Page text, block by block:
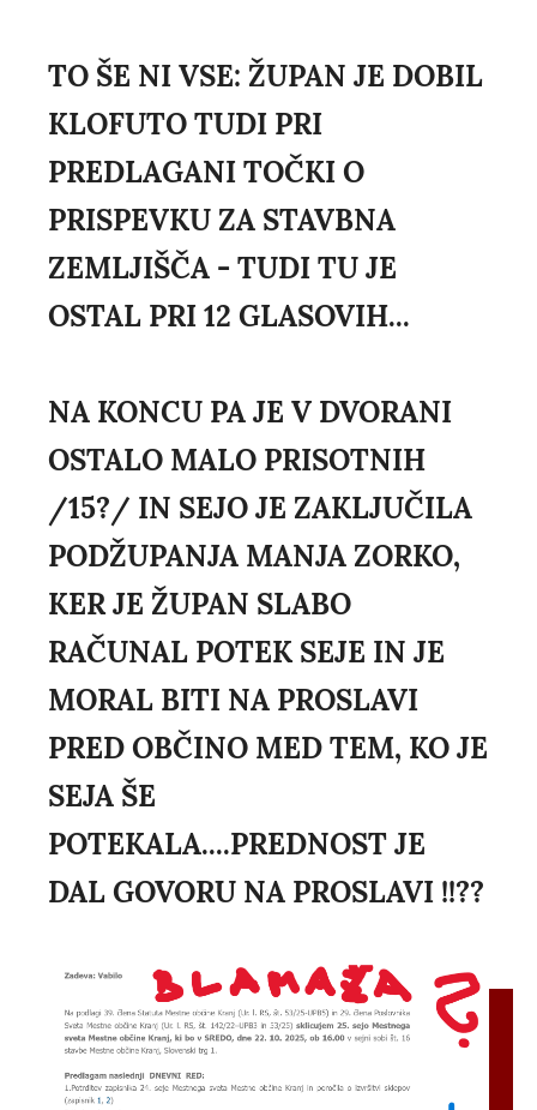
TO ŠE NI VSE: ŽUPAN JE DOBIL
KLOFUTO TUDI PRI
PREDLAGANI TOČKI O
PRISPEVKU ZA STAVBNA
ZEMLJIŠČA - TUDI TU JE
OSTAL PRI 12 GLASOVIH...
NA KONCU PA JE V DVORANI
OSTALO MALO PRISOTNIH
/15?/ IN SEJO JE ZAKLJUČILA
PODŽUPANJA MANJA ZORKO,
KER JE ŽUPAN SLABO
RAČUNAL POTEK SEJE IN JE
MORAL BITI NA PROSLAVI
PRED OBČINO MED TEM, KO JE
SEJA ŠE
POTEKALA....PREDNOST JE
DAL GOVORU NA PROSLAVI !!??